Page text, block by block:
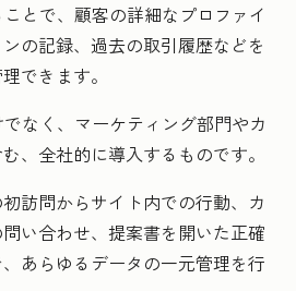
とで、顧客の詳細なプロファイ
の記録、過去の取引履歴などを
できます。
なく、マーケティング部門やカ
、全社的に導入するものです。
訪問からサイト内での行動、カ
い合わせ、提案書を開いた正確
あらゆるデータの一元管理を行